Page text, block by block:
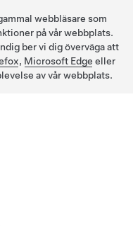
webbläsare som
på vår webbplats.
ber vi dig överväga att
, Microsoft Edge eller
av vår webbplats.